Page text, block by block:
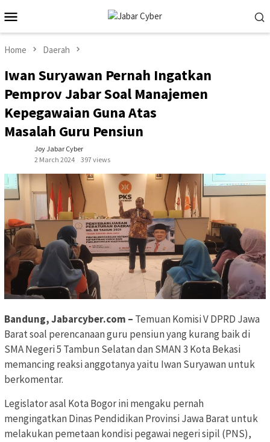
to
contentMenu
Home Daerah
Iwan Suryawan Pernah Ingatkan
Pemprov Jabar Soal Manajemen
Kepegawaian Guna Atas
Masalah Guru Pensiun
Joy Jabar Cyber
2 March 2024
397 views
Bandung, Jabarcyber.com – Temuan Komisi V DPRD Jawa
Barat soal perencanaan guru pensiun yang kurang baik di
SMA Negeri 5 Tambun Selatan dan SMAN 3 Kota Bekasi
memancing reaksi anggotanya yaitu Iwan Suryawan untuk
berkomentar.
Legislator asal Kota Bogor ini mengaku pernah
mengingatkan Dinas Pendidikan Provinsi Jawa Barat untuk
melakukan pemetaan kondisi pegawai negeri sipil (PNS),